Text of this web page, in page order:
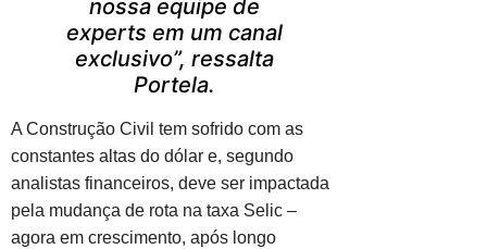
nossa equipe de
experts em um canal
exclusivo”, ressalta
Portela.
A Construção Civil tem sofrido com as
constantes altas do dólar e, segundo
analistas financeiros, deve ser impactada
pela mudança de rota na taxa Selic –
agora em crescimento, após longo